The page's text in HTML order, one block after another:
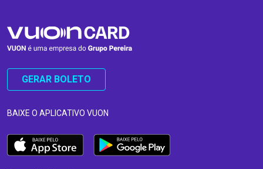
GERAR BOLETO
BAIXE O APLICATIVO VUON